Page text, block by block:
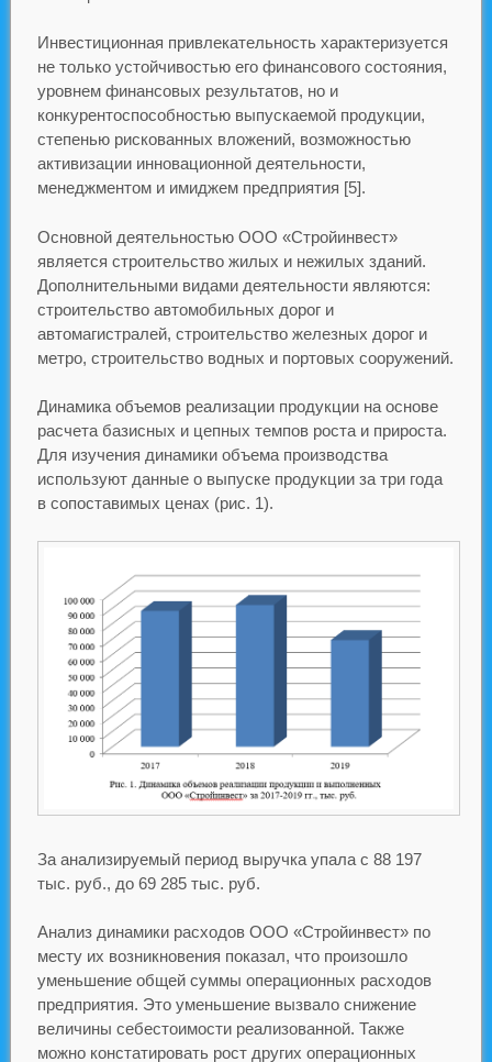
Инвестиционная привлекательность характеризуется
не только устойчивостью его финансового состояния,
уровнем финансовых результатов, но и
конкурентоспособностью выпускаемой продукции,
степенью рискованных вложений, возможностью
активизации инновационной деятельности,
менеджментом и имиджем предприятия [5].
Основной деятельностью ООО «Стройинвест»
является строительство жилых и нежилых зданий.
Дополнительными видами деятельности являются:
строительство автомобильных дорог и
автомагистралей, строительство железных дорог и
метро, строительство водных и портовых сооружений.
Динамика объемов реализации продукции на основе
расчета базисных и цепных темпов роста и прироста.
Для изучения динамики объема производства
используют данные о выпуске продукции за три года
в сопоставимых ценах (рис. 1).
За анализируемый период выручка упала с 88 197
тыс. руб., до 69 285 тыс. руб.
Анализ динамики расходов ООО «Стройинвест» по
месту их возникновения показал, что произошло
уменьшение общей суммы операционных расходов
предприятия. Это уменьшение вызвало снижение
величины себестоимости реализованной. Также
можно констатировать рост других операционных